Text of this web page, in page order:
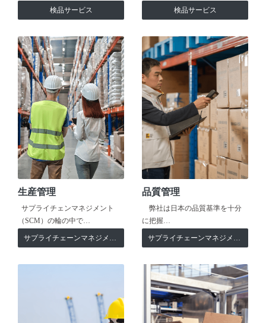
検品サービス 検品サービス
生産管理
サプライチェンマネジメント
（SCM）の輪の中で…
サプライチェーンマネジメント
品質管理
弊社は日本の品質基準を十分
に把握…
サプライチェーンマネジメント